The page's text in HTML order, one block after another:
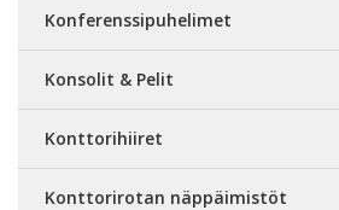
Konferenssipuhelimet
Konsolit & Pelit
Konttorihiiret
Konttorirotan näppäimistöt